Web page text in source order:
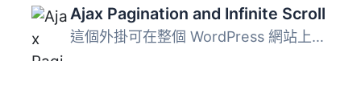
Ajax Pagination and Infinite Scroll
這個外掛可在整個 WordPress 網站上使用 Ajax 載入分頁內容。...